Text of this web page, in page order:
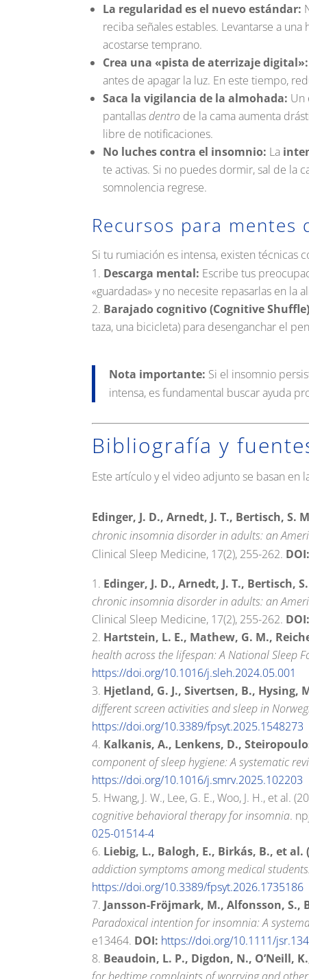
La regularidad es el nuevo estándar:
reciba señales estables. Levantarse a
acostarse temprano.
Crea una «pista de aterrizaje digital»:
antes de apagar la luz. En este tiempo,
Saca la vigilancia de la almohada: Un
pantallasdentro de la cama aumenta
libre de notificaciones.
No luches contra el insomnio: La
te activas. Si no puedes dormir, sal de la
somnolencia regrese.
Recursos para mentes
Si tu rumiación es intensa, existen técnicas
Descarga mental: Escribe tus
«guardadas» y no necesite repasarlas en la
Barajado cognitivo (Cognitive
taza, una bicicleta) para desenganchar el
Nota importante: Si el insomnio
intensa, es fundamental buscar ayuda
Bibliografía y
Este artículo y el video adjunto se basan en
Edinger, J. D., Arnedt, J. T., Bertisch, S.
chronic insomnia disorder in adults: an
Clinical Sleep Medicine, 17(2), 255-262. DOI:
Edinger, J. D., Arnedt, J. T., Bertisch,
chronic insomnia disorder in adults: an
Clinical Sleep Medicine, 17(2), 255-262. DOI:
Hartstein, L. E., Mathew, G. M.,
health across the lifespan: A National Sleep
https://doi.org/10.1016/j.sleh.2024.05.001
Hjetland, G. J., Sivertsen, B., Hysing,
different screen activities and sleep in
https://doi.org/10.3389/fpsyt.2025.1548273
Kalkanis, A., Lenkens, D.,
component of sleep hygiene: A systematic
https://doi.org/10.1016/j.smrv.2025.102203
Hwang, J. W., Lee, G. E., Woo, J. H., et al.
cognitive behavioral therapy for insomnia.
025-01514-4
Liebig, L., Balogh, E., Birkás, B., et al.
addiction symptoms among medical
https://doi.org/10.3389/fpsyt.2026.1735186
Jansson-Fröjmark, M., Alfonsson, S.,
Paradoxical intention for insomnia: A
e13464. DOI: https://doi.org/10.1111/
Beaudoin, L. P., Digdon, N., O’Neill,